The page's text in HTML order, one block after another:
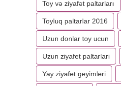
Toy və ziyafət paltarları
Toyluq paltarlar 2016
Uzun donlar toy ucun
Uzun ziyafet paltarlari
Yay ziyafet geyimleri